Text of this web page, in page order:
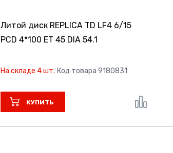
Литой диск REPLICA TD LF4 6/15
PCD 4*100 ET 45 DIA 54.1
На складе 4 шт. Код товара 9180831
КУПИТЬ